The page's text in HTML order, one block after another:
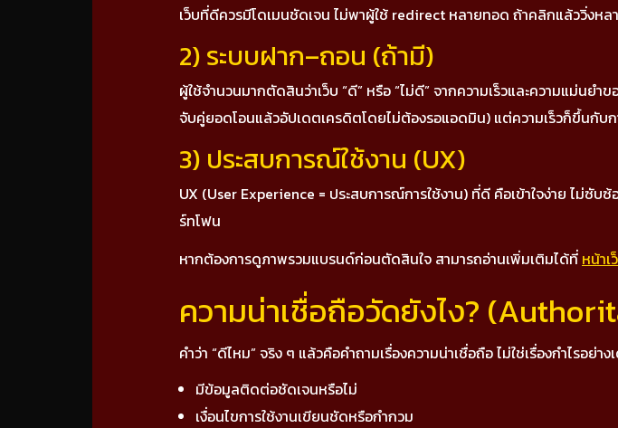
เว็บที่ดีควรมีโดเมนชัดเจน ไม่พาผู้ใช้ redirect หลายทอด ถ้าคลิกแล้ววิ่งห
2) ระบบฝาก–ถอน (ถ้ามี)
ผู้ใช้จำนวนมากตัดสินว่าเว็บ “ดี” หรือ “ไม่ดี” จากความเร็วและความแม่น
จับคู่ยอดโอนแล้วอัปเดตเครดิตโดยไม่ต้องรอแอดมิน) แต่ความเร็วก็ขึ้นกับ
3) ประสบการณ์ใช้งาน (UX)
UX (User Experience = ประสบการณ์การใช้งาน) ที่ดี คือเข้าใจง่าย ไม่ซับ
ร์ทโฟน
หากต้องการดูภาพรวมแบรนด์ก่อนตัดสินใจ สามารถอ่านเพิ่มเติมได้ที่ หน้า
ความน่าเชื่อถือวัดยังไง?
คำว่า “ดีไหม” จริง ๆ แล้วคือคำถามเรื่องความน่าเชื่อถือ ไม่ใช่เรื่องกำไรอย่าง
มีข้อมูลติดต่อชัดเจนหรือไม่
เงื่อนไขการใช้งานเขียนชัดหรือกำกวม